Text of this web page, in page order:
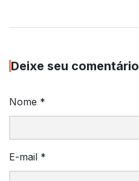
Deixe seu comentário
Nome *
E-mail *